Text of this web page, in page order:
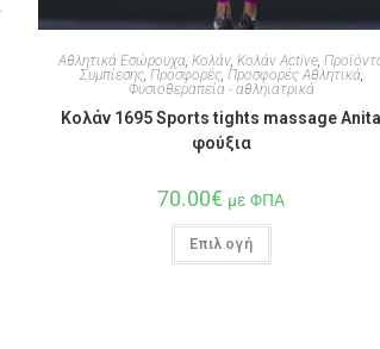
Αθλητικά Εσώρουχα, Κολάν, Κολάν Active,
Συμπίεσης, Προσφορές, Προσφορές Αθλητικά,
Φυσιοθεραπεία - αθληιατρικά
Κολάν 1695 Sports tights massage Anita
φούξια
70.00€ με ΦΠΑ
Επιλογή